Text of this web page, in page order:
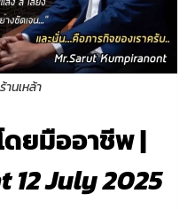
านเหล้า
ดยมืออาชีพ |
12 July 2025